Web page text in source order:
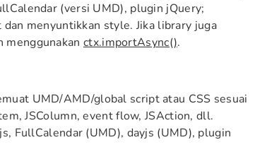
(versi UMD), plugin jQuery;
dan menyuntikkan style. Jika library juga
menggunakan ctx.importAsync().
UMD/AMD/global script atau CSS sesuai
JSColumn, event flow, JSAction, dll.
FullCalendar (UMD), dayjs (UMD), plugin